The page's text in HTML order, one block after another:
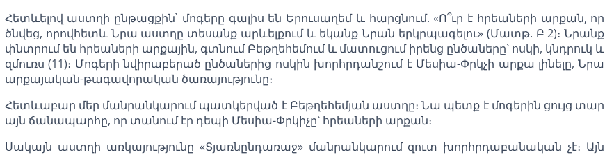
Հետևելով աստղի ընթացքին՝ մոգերը գալիս են Երուսաղեմ և հարցնում. «Ո՞ւր է հրեաների արքան, որ
ծնվեց, որովհետև Նրա աստղը տեսանք արևելքում և եկանք Նրան երկրպագելու» (Մատթ. Բ 2)։ Նրանք
փնտրում են հրեաների արքային, գտնում Բեթղեհեմում և մատուցում իրենց ընծաները՝ ոսկի, կնդրուկ և
զմուռս (11)։ Մոգերի նվիրաբերած ընծաներից ոսկին խորհրդանշում է Մեսիա-Փրկչի արքա լինելը, Նրա
արքայական-թագավորական ծառայությունը։
Հետևաբար մեր մանրանկարում պատկերված է Բեթղեհեմյան աստղը։ Նա պետք է մոգերին ցույց տար
այն ճանապարհը, որ տանում էր դեպի Մեսիա-Փրկիչը՝ հրեաների արքան։
Սակայն աստղի առկայությունը «Տյառնընդառաջ» մանրանկարում զուտ խորհրդաբանական չէ։ Այն